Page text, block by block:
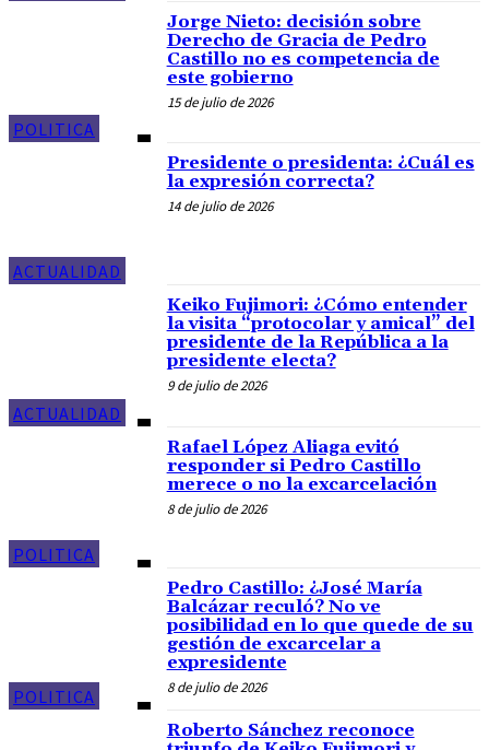
POLITICA
Jorge Nieto: decisión sobre
Derecho de Gracia de Pedro
Castillo no es competencia de
este gobierno
15 de julio de 2026
ACTUALIDAD
Presidente o presidenta: ¿Cuál es
la expresión correcta?
14 de julio de 2026
ACTUALIDAD
Keiko Fujimori: ¿Cómo entender
la visita “protocolar y amical” del
presidente de la República a la
presidente electa?
9 de julio de 2026
POLITICA
Rafael López Aliaga evitó
responder si Pedro Castillo
merece o no la excarcelación
8 de julio de 2026
POLITICA
Pedro Castillo: ¿José María
Balcázar reculó? No ve
posibilidad en lo que quede de su
gestión de excarcelar a
expresidente
8 de julio de 2026
Roberto Sánchez reconoce